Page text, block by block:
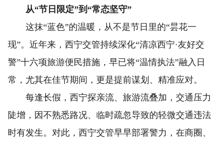
从“节日限定”到“常态坚守”
这抹“蓝色”的温暖，从不是节日里的“昙花一
现”。近年来，西宁交管持续深化“清凉西宁·友好交
警”十六项旅游便民措施，早已将“温情执法”融入日
常，尤其在佳节期间，更是提前谋划、精准应对。
每逢长假，西宁探亲流、旅游流叠加，交通压力
陡增，因不熟悉路况、临时疏忽导致的轻微交通违法
时有发生。对此，西宁交管早早部署警力，在商圈、